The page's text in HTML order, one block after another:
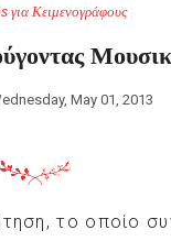
για Κειμενογράφους
May 01, 2013
το οποίο